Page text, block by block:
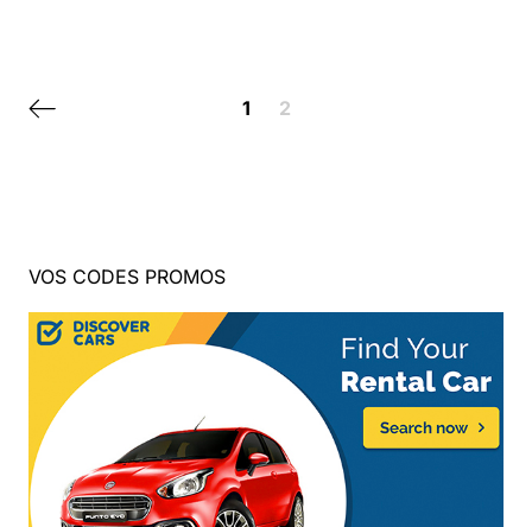
Posts navigation
Previous page 1 2
VOS CODES PROMOS